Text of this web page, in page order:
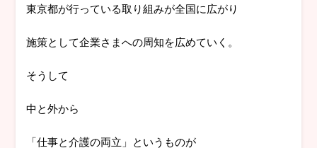
東京都が行っている取り組みが全国に広がり
施策として企業さまへの周知を広めていく。
そうして
中と外から
「仕事と介護の両立」というものが